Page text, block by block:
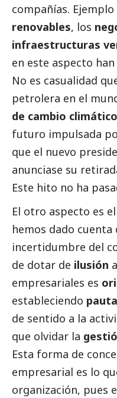
compañías.
renovables, los
infraestructuras
en este aspecto
No es casualidad
petrolera en el
de cambio climático
futuro impulsada
que el nuevo
anunciase su
Este hito no ha
El otro aspecto es el
hemos dado cuenta
incertidumbre del
de dotar de ilusión
empresariales es
estableciendo
de sentido a la
que olvidar la
Esta forma de
empresarial es lo
organización, pues